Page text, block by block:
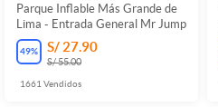
Parque Inflable Más Grande de
Lima - Entrada General Mr Jump
49% S/ 27.90
S/ 55.00
1661 Vendidos